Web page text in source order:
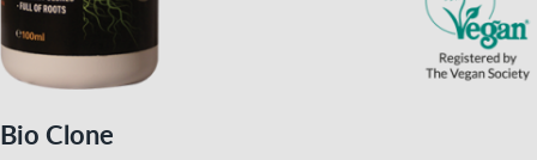
Bio Clone